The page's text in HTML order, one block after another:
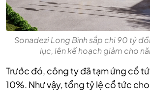
Sonadezi Long Bình sắp chi 90 tỷ
lục, lên kế hoạch giảm cho
Trước đó, công ty đã tạm ứng cổ
10%. Như vậy, tổng tỷ lệ cổ tức